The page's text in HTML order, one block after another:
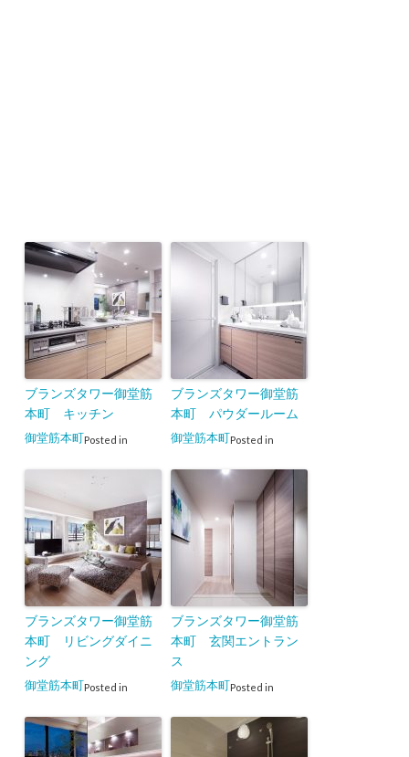
ブランズタワー御堂筋
本町 キッチン
Posted in
御堂筋本町
ブランズタワー御堂筋
本町 パウダールーム
Posted in
御堂筋本町
ブランズタワー御堂筋
本町 リビングダイニ
ング
Posted in
御堂筋本町
ブランズタワー御堂筋
本町 玄関エントラン
ス
Posted in
御堂筋本町